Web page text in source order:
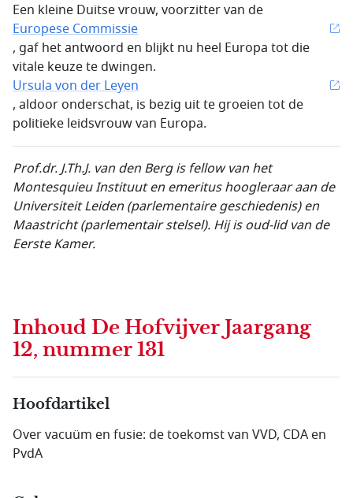
Een kleine Duitse vrouw, voorzitter van de
Europese Commissie
, gaf het antwoord en blijkt nu heel Europa tot die
vitale keuze te dwingen.
Ursula von der Leyen
, aldoor onderschat, is bezig uit te groeien tot de
politieke leidsvrouw van Europa.
Prof.dr. J.Th.J. van den Berg is fellow van het
Montesquieu Instituut en emeritus hoogleraar aan de
Universiteit Leiden (parlementaire geschiedenis) en
Maastricht (parlementair stelsel). Hij is oud-lid van de
Eerste Kamer.
Inhoud De Hofvijver Jaargang
12, nummer 131
Hoofdartikel
Over vacuüm en fusie: de toekomst van VVD, CDA en
PvdA